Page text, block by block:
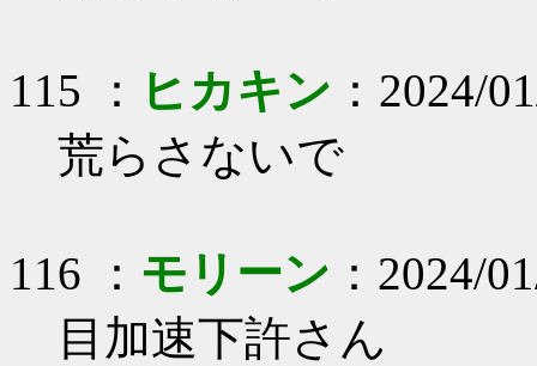
115 ： ヒカキン ：2024/
荒らさないで
116 ： モリーン ：2024/
目加速下許さん